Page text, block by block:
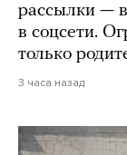
рассылки —
в соцсети.
только
3 часа назад